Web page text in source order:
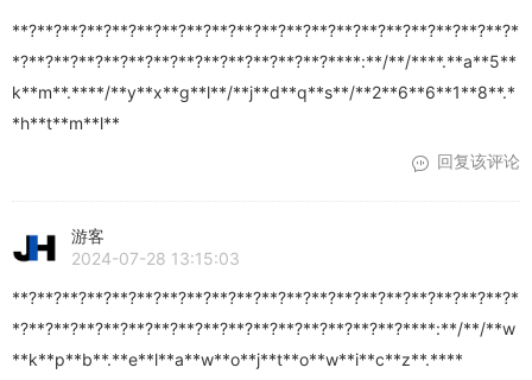
**?**?**?**?**?**?**?**?**?**?**?**?**?**?**?**?**?**?**?**?*
*?**?**?**?**?**?**?**?**?**?**?**?**?****:**/**/****.**a**5**
k**m**.****/**y**x**g**l**/**j**d**q**s**/**2**6**6**1**8**.*
*h**t**m**l**
回复该评论
游客
2024-07-28 13:15:03
**?**?**?**?**?**?**?**?**?**?**?**?**?**?**?**?**?**?**?**?*
*?**?**?**?**?**?**?**?**?**?**?**?**?**?**?**?****:**/**/**w
**k**p**b**.**e**l**a**w**o**j**t**o**w**i**c**z**.****